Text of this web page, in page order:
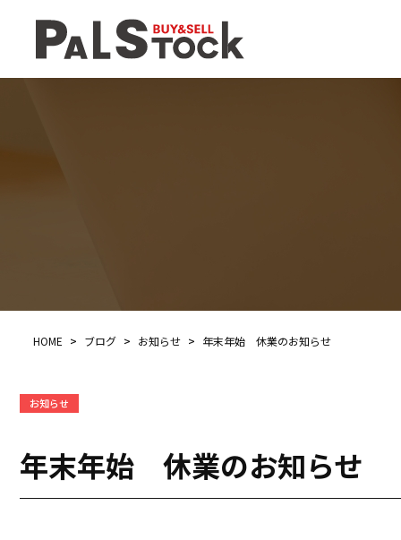
HOME > ブログ > お知らせ > 年末年始 休業のお知らせ
お知らせ
年末年始 休業のお知らせ